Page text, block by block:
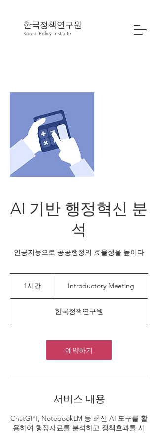
한국정책연구원
Korea Policy Institute
AI 기반 행정혁신 분
석
인공지능으로 공공행정의 효율성을 높이다
1시간 Introductory Meeting
한국정책연구원
예약하기
서비스 내용
ChatGPT, NotebookLM 등 최신 AI 도구를 활
용하여 행정자료를 분석하고 정책효과를 시